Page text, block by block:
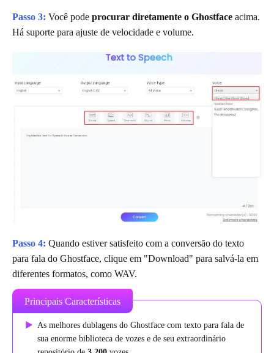
Passo 3: Você pode procurar diretamente o Ghostface acima.
Há suporte para ajuste de velocidade e volume.
Passo 4: Quando estiver satisfeito com a conversão do texto
para fala do Ghostface, clique em "Download" para salvá-la em
diferentes formatos, como WAV.
Principais Características
As melhores dublagens do Ghostface com texto para fala de
sua enorme biblioteca de vozes e de seu extraordinário